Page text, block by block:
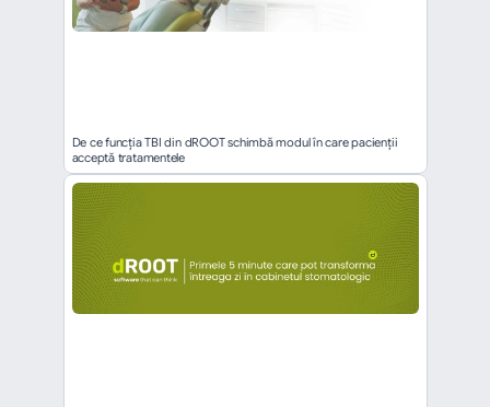
De ce funcția TBI din dROOT schimbă modul în care pacienții
acceptă tratamentele